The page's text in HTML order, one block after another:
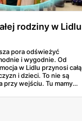
rodziny w Lidlu
pora odświeżyć
i wygodnie. Od
w Lidlu przynosi całą
i dzieci. To nie są
przy wejściu. Tu mamy
sukienki i baleriny z